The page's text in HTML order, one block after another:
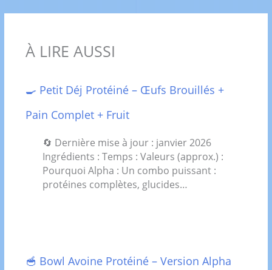
À LIRE AUSSI
🍳 Petit Déj Protéiné – Œufs Brouillés +
Pain Complet + Fruit
🔄 Dernière mise à jour : janvier 2026
Ingrédients : Temps : Valeurs (approx.) :
Pourquoi Alpha : Un combo puissant :
protéines complètes, glucides…
🥣 Bowl Avoine Protéiné – Version Alpha